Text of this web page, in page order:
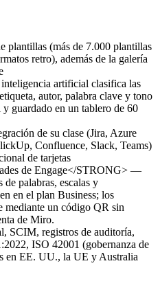
plantillas (más de 7.000 plantillas
retro), además de la galería
artificial clasifica las
autor, palabra clave y tono
guardado en un tablero de 60
de su clase (Jira, Azure
Confluence, Slack, Teams)
de tarjetas
de Engage</STRONG> —
de palabras, escalas y
en el plan Business; los
mediante un código QR sin
de Miro.
SCIM, registros de auditoría,
ISO 42001 (gobernanza de
en EE. UU., la UE y Australia